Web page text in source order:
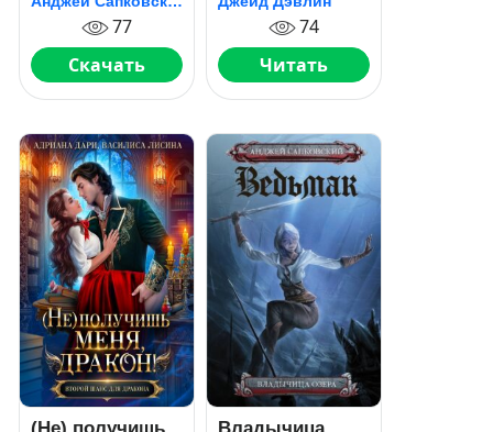
77
Скачать
74
Читать